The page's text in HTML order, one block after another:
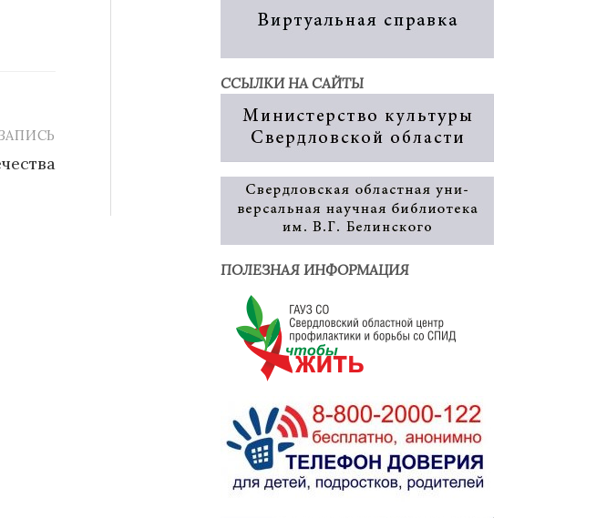
ССЫЛКИ НА САЙТЫ
ПОЛЕЗНАЯ ИНФОРМАЦИЯ